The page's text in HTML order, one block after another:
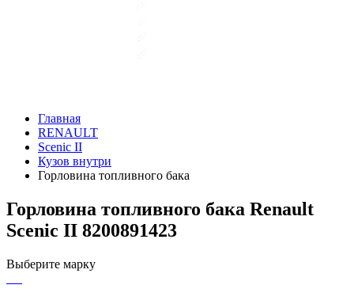
Главная
RENAULT
Scenic II
Кузов внутри
Горловина топливного бака
Горловина топливного бака Renault
Scenic II 8200891423
Выберите марку